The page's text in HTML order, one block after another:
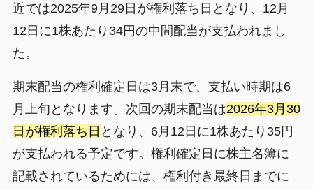
近では2025年9月29日が権利落ち日となり、12月
12日に1株あたり34円の中間配当が支払われまし
た。
期末配当の権利確定日は3月末で、支払い時期は6
月上旬となります。次回の期末配当は2026年3月30
日が権利落ち日 となり、6月12日に1株あたり35円
が支払われる予定です。権利確定日に株主名簿に
記載されているためには、権利付き最終日までに